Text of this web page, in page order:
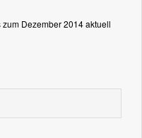
Dezember 2014 aktuell